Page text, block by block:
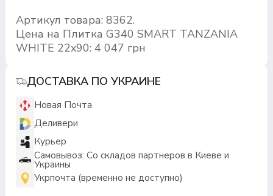
Артикул товара: 8362.
Цена на Плитка G340 SMART TANZANIA
WHITE 22x90: 4 047 грн
ДОСТАВКА ПО УКРАИНЕ
Новая Почта
Деливери
Курьер
Самовывоз: Со складов партнеров в Киеве и
Украины
Укрпочта (временно не доступно)